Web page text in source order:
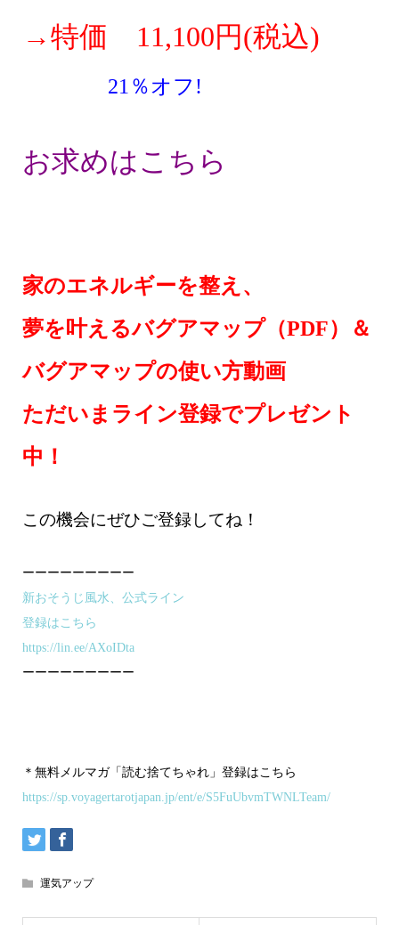
→特価 11,100円(税込)
21％オフ!
お求めはこちら
家のエネルギーを整え、
夢を叶えるバグアマップ（PDF）＆
バグアマップの使い方動画
ただいまライン登録でプレゼント
中！
この機会にぜひご登録してね！
ーーーーーーーーー
新おそうじ風水、公式ライン
登録はこちら
https://lin.ee/AXoIDta
ーーーーーーーーー
＊無料メルマガ「読む捨てちゃれ」登録はこちら
https://sp.voyagertarotjapan.jp/ent/e/S5FuUbvmTWNLTeam/
運気アップ